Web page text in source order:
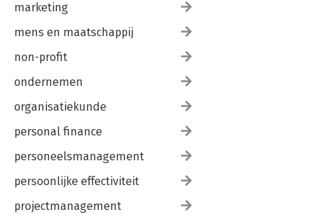
marketing
mens en maatschappij
non-profit
ondernemen
organisatiekunde
personal finance
personeelsmanagement
persoonlijke effectiviteit
projectmanagement